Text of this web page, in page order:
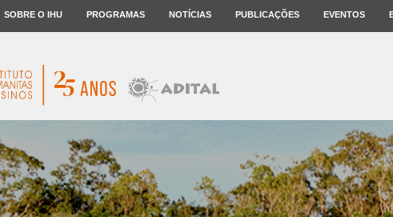
SOBRE O IHU PROGRAMAS NOTÍCIAS PUBLICAÇÕES EVENTOS